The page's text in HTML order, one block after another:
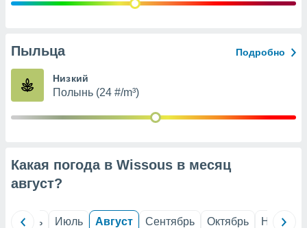
Пыльца Подробно
Низкий
Полынь (24 #/m³)
Какая погода в Wissous в месяц
август?
Июнь Июль Август Сентябрь Октябрь Ноябрь